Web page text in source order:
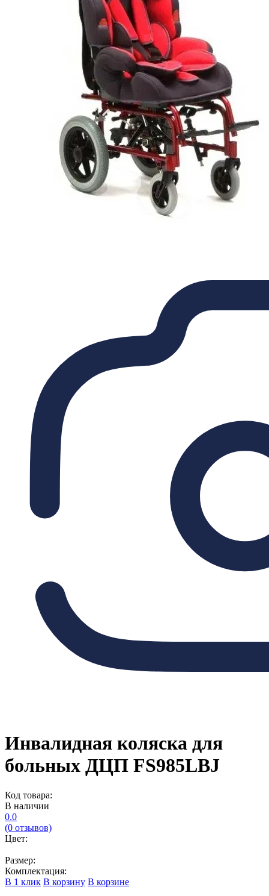
Инвалидная коляска для
больных ДЦП FS985LBJ
Код товара:
В наличии
0.0
(0 отзывов)
Цвет:
Размер:
Комплектация:
В 1 клик В корзину В корзине